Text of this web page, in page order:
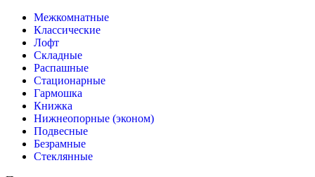
Межкомнатные
Классические
Лофт
Складные
Распашные
Стационарные
Гармошка
Книжка
Нижнеопорные (эконом)
Подвесные
Безрамные
Стеклянные